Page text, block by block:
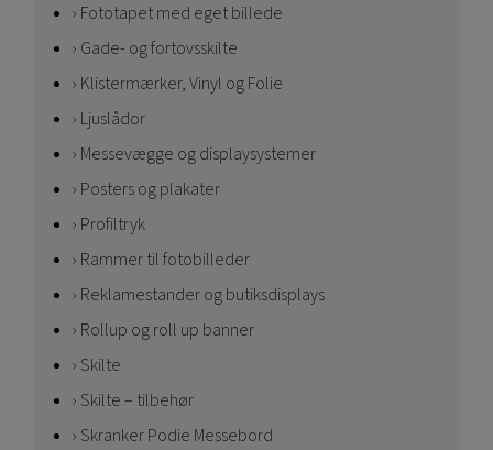
Fototapet med eget billede
Gade- og fortovsskilte
Klistermærker, Vinyl og Folie
Ljuslådor
Messevægge og displaysystemer
Posters og plakater
Profiltryk
Rammer til fotobilleder
Reklamestander og butiksdisplays
Rollup og roll up banner
Skilte
Skilte – tilbehør
Skranker Podie Messebord